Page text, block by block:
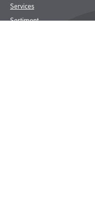
Services
Sortiment